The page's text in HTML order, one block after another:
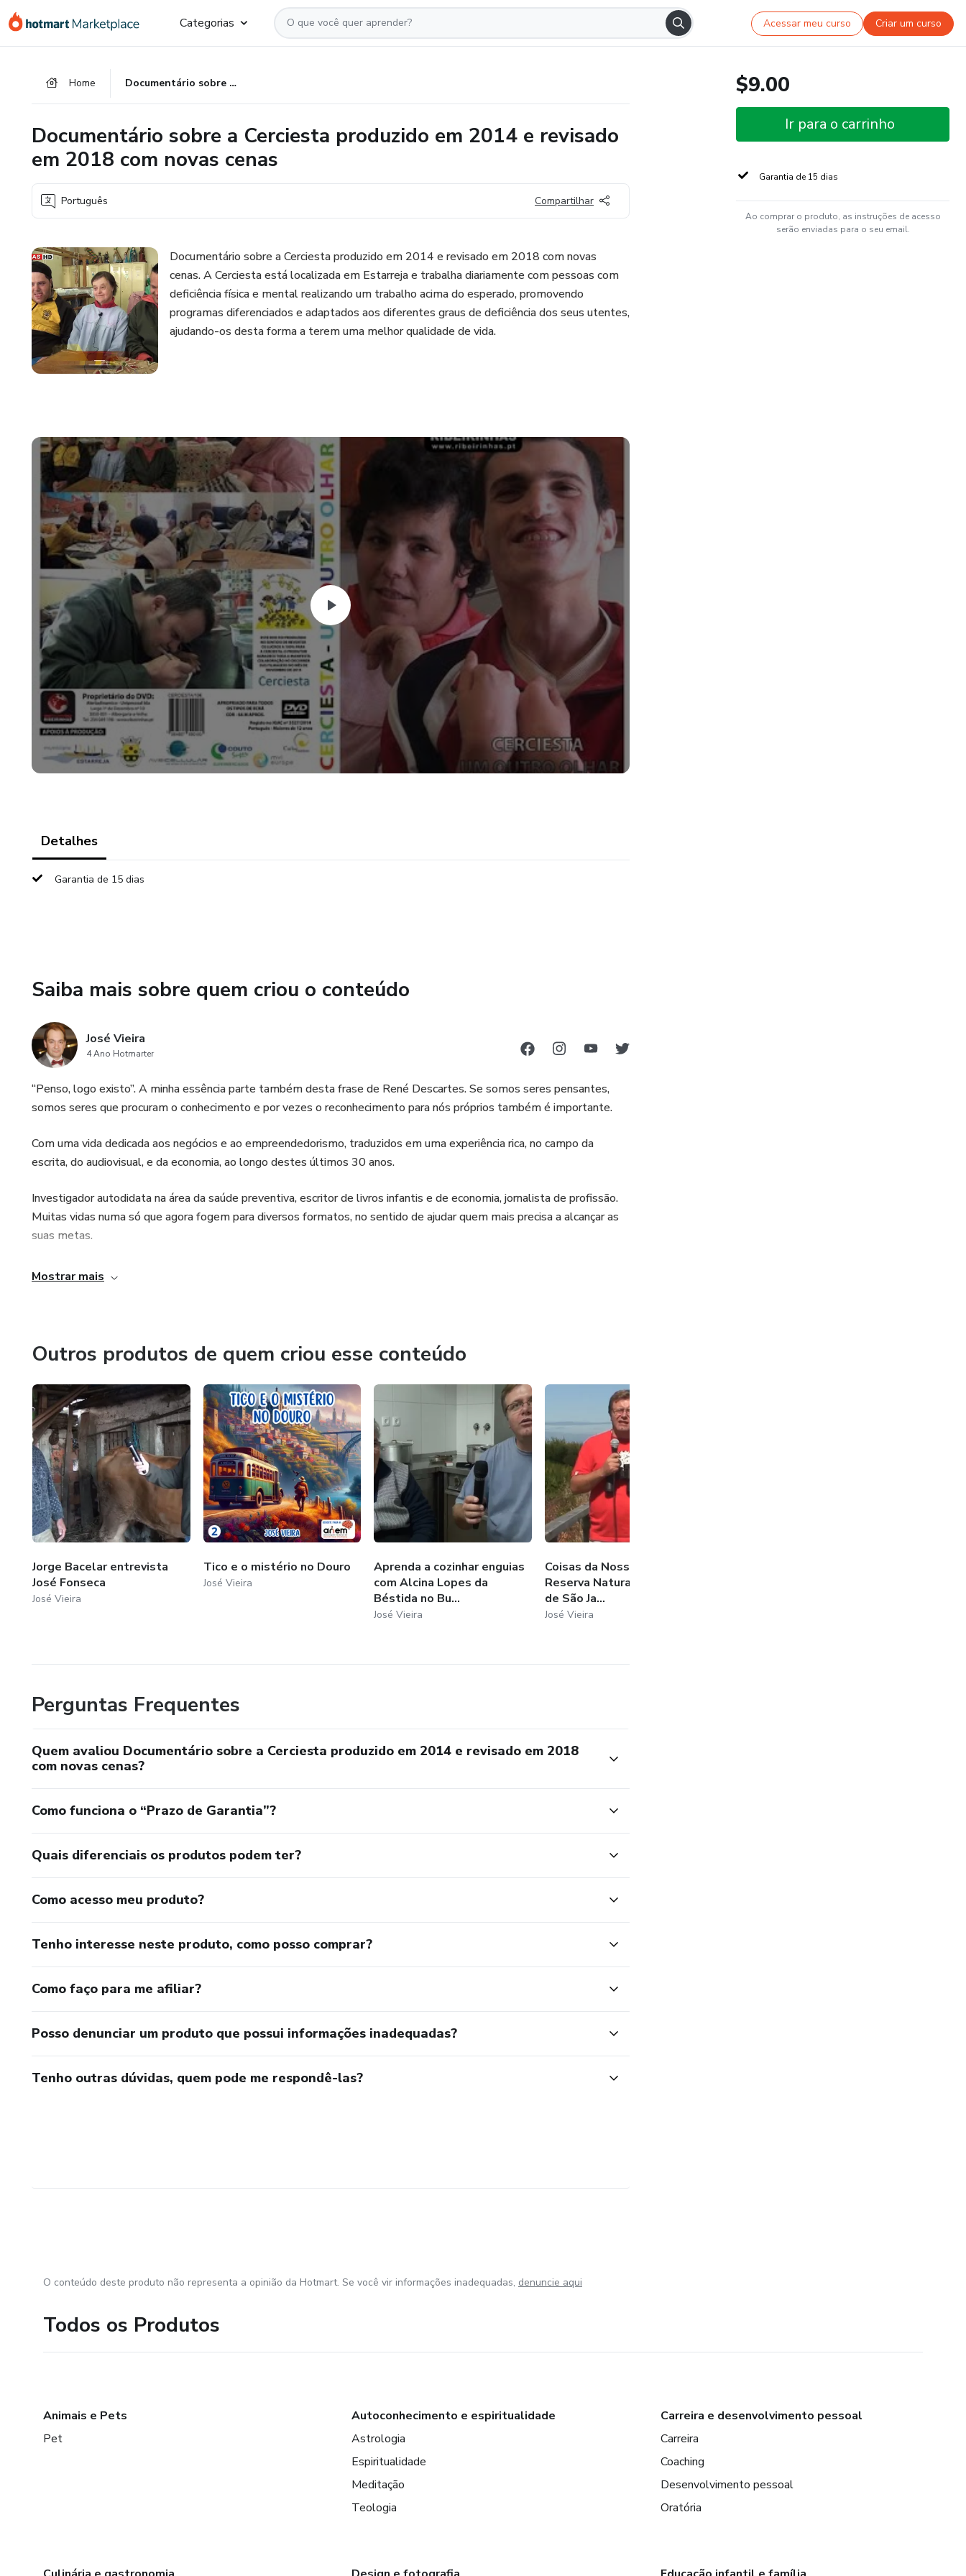
para
para
para
Categorias Acessar meu curso Criar um curso
Home Documentário sobre a Cerciesta produzido em 2014 e revisado em 2018 com novas cenas
Documentário sobre a Cerciesta produzido em 2014 e revisado
em 2018 com novas cenas
Português Compartilhar
Documentário sobre a Cerciesta produzido em 2014 e revisado em 2018 com novas
cenas. A Cerciesta está localizada em Estarreja e trabalha diariamente com pessoas com
deficiência física e mental realizando um trabalho acima do esperado, promovendo
programas diferenciados e adaptados aos diferentes graus de deficiência dos seus utentes,
ajudando-os desta forma a terem uma melhor qualidade de vida.
Detalhes
Garantia de 15 dias
Saiba mais sobre quem criou o conteúdo
José Vieira
4 Ano Hotmarter
“Penso, logo existo”. A minha essência parte também desta frase de René Descartes. Se somos seres pensantes,
somos seres que procuram o conhecimento e por vezes o reconhecimento para nós próprios também é importante.
Com uma vida dedicada aos negócios e ao empreendedorismo, traduzidos em uma experiência rica, no campo da
escrita, do audiovisual, e da economia, ao longo destes últimos 30 anos.
Investigador autodidata na área da saúde preventiva, escritor de livros infantis e de economia, jornalista de profissão.
Muitas vidas numa só que agora fogem para diversos formatos, no sentido de ajudar quem mais precisa a alcançar as
suas metas.
Administrador do Grupo Globais Serviços, com funções executivas, supervisionando diretamente diversos negócios em
Mostrar mais
Outros produtos de quem criou esse conteúdo
Jorge Bacelar entrevista
José Fonseca
José Vieira
Tico e o mistério no Douro
José Vieira
Aprenda a cozinhar enguias
com Alcina Lopes da
Béstida no Bu...
José Vieira
Coisas da Nossa Terra na
Reserva Natural das Dunas
de São Ja...
José Vieira
Perguntas Frequentes
Quem avaliou Documentário sobre a Cerciesta produzido em 2014 e revisado em 2018
com novas cenas?
Como funciona o “Prazo de Garantia”?
Quais diferenciais os produtos podem ter?
Como acesso meu produto?
Tenho interesse neste produto, como posso comprar?
Como faço para me afiliar?
Posso denunciar um produto que possui informações inadequadas?
Tenho outras dúvidas, quem pode me respondê-las?
$9.00
Ir para o carrinho
Garantia de 15 dias
Ao comprar o produto, as instruções de acesso
serão enviadas para o seu email.
O conteúdo deste produto não representa a opinião da Hotmart. Se você vir informações inadequadas, denuncie aqui
Todos os Produtos
Animais e Pets
Pet
Autoconhecimento e espiritualidade
Astrologia
Espiritualidade
Meditação
Teologia
Carreira e desenvolvimento pessoal
Carreira
Coaching
Desenvolvimento pessoal
Oratória